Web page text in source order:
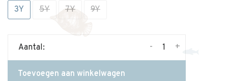
3Y 5Y 7Y 9Y
Aantal: +
-
Toevoegen aan winkelwagen